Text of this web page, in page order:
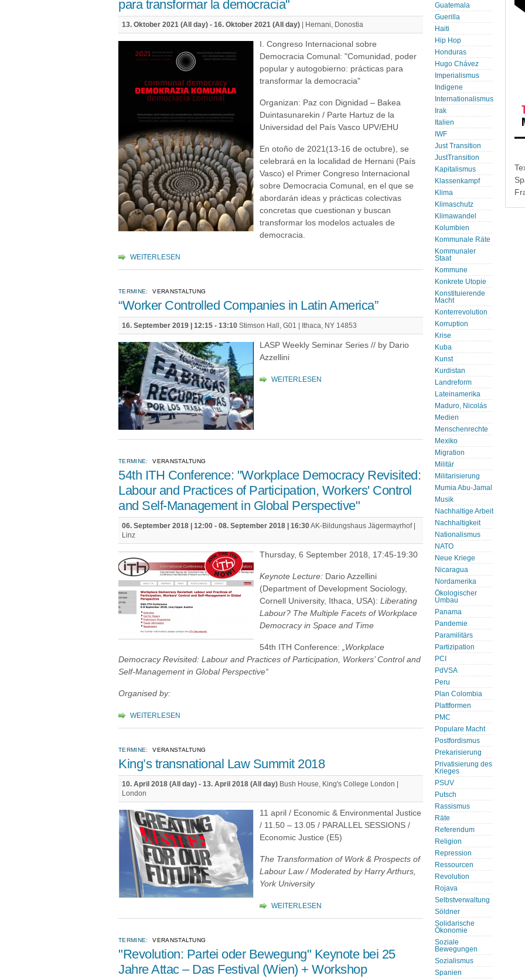
para transformar la democracia"
13. Oktober 2021 (All day) - 16. Oktober 2021 (All day) | Hernani, Donostia
I. Congreso Internacional sobre
Democracia Comunal: "Comunidad, poder
popular y autogobierno: prácticas para
transformar la democracia"
Organizan: Paz con Dignidad – Bakea
Duintasunarekin / Parte Hartuz de la
Universidad del País Vasco UPV/EHU
En otoño de 2021(13-16 de octubre), se
celebrará en la localidad de Hernani (País
Vasco) el Primer Congreso Internacional
sobre Democracia Comunal, en el que se
abordarán ideas y prácticas colectivas
concretas que cuestionan y buscan
transformar los modelos actuales de
democracia.
WEITERLESEN
TERMINE: VERANSTALTUNG
“Worker Controlled Companies in Latin America”
16. September 2019 | 12:15 - 13:10 Stimson Hall, G01 | Ithaca, NY 14853
LASP Weekly Seminar Series // by Dario
Azzellini
WEITERLESEN
TERMINE: VERANSTALTUNG
54th ITH Conference: "Workplace Democracy Revisited:
Labour and Practices of Participation, Workers' Control
and Self-Management in Global Perspective"
06. September 2018 | 12:00 - 08. September 2018 | 16:30AK-Bildungshaus Jägermayrhof |
Linz
Thursday, 6 September 2018, 17:45-19:30
Keynote Lecture: Dario Azzellini
(Department of Development Sociology,
Cornell University, Ithaca, USA): Liberating
Labour? The Multiple Facets of Workplace
Democracy in Space and Time
54th ITH Conference: „Workplace
Democracy Revisited: Labour and Practices of Participation, Workers’ Control and
Self-Management in Global Perspective“
Organised by:
WEITERLESEN
TERMINE: VERANSTALTUNG
King’s transnational Law Summit 2018
10. April 2018 (All day) - 13. April 2018 (All day) Bush House, King's College London |
London
11 april / Economic & Environmental Justice
/ 11.50 – 13.05 / PARALLEL SESSIONS /
Economic Justice (E5)
The Transformation of Work & Prospects of
Labour Law / Moderated by Harry Arthurs,
York University
WEITERLESEN
TERMINE: VERANSTALTUNG
"Revolution: Partei oder Bewegung" Keynote bei 25
Jahre Attac – Das Festival (Wien) + Workshop
Guatemala
Guerilla
Haiti
Hip Hop
Honduras
Hugo Chávez
Imperialismus
Indigene
Internationalismus
Irak
Italien
IWF
Just Transition
JustTransition
Kapitalismus
Klassenkampf
Klima
Klimaschutz
Klimawandel
Kolumbien
Kommunale Räte
Kommunaler
Staat
Kommune
Konkrete Utopie
Konstituierende
Macht
Konterrevolution
Korruption
Krise
Kuba
Kunst
Kurdistan
Landreform
Lateinamerika
Maduro, Nicolás
Medien
Menschenrechte
Mexiko
Migration
Militär
Militarisierung
Mumia Abu-Jamal
Musik
Nachhaltige Arbeit
Nachhaltigkeit
Nationalismus
NATO
Neue Kriege
Nicaragua
Nordamerika
Ökologischer
Umbau
Panama
Pandemie
Paramilitärs
Partizipation
PCI
PdVSA
Peru
Plan Colombia
Plattformen
PMC
Populare Macht
Postfordismus
Prekarisierung
Privatisierung des
Krieges
PSUV
Putsch
Rassismus
Räte
Referendum
Religion
Repression
Ressourcen
Revolution
Rojava
Selbstverwaltung
Söldner
Solidarische
Ökonomie
Soziale
Bewegungen
Sozialismus
Spanien